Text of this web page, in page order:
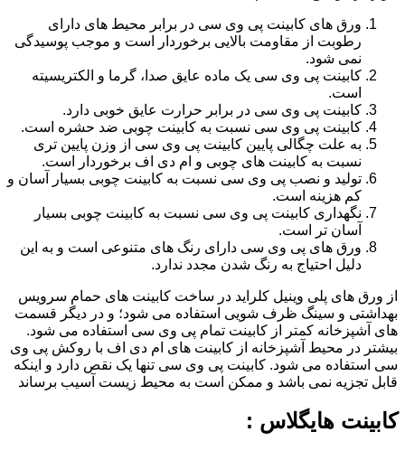
ورق های کابینت پی وی سی در برابر محیط های دارای
رطوبت از مقاومت بالایی برخوردار است و موجب پوسیدگی
نمی شود.
کابینت پی وی سی یک ماده عایق صدا، گرما و الکتریسیته
است.
کابینت پی وی سی در برابر حرارت عایق خوبی دارد.
کابینت پی وی سی نسبت به کابینت چوبی ضد حشره است.
به علت چگالی پایین کابینت پی وی سی از وزن پایین تری
نسبت به کابینت های چوبی و ام دی اف برخوردار است.
تولید و نصب پی وی سی نسبت به کابینت چوبی بسیار آسان و
کم هزینه است.
نگهداری کابینت پی وی سی نسبت به کابینت چوبی بسیار
آسان تر است.
ورق های پی وی سی دارای رنگ های متنوعی است و به این
دلیل احتیاج به رنگ شدن مجدد ندارد.
از ورق های پلی وینیل کلراید در ساخت کابینت های حمام سرویس
بهداشتی و سینگ ظرف شویی استفاده می شود؛ و در دیگر قسمت
های آشپزخانه کمتر از کابینت تمام پی وی سی استفاده می شود.
بیشتر در محیط آشپزخانه از کابینت های ام دی اف با روکش پی وی
سی استفاده می شود. کابینت پی وی سی تنها یک نقص دارد و اینکه
قابل تجزیه نمی باشد و ممکن است به محیط زیست آسیب برساند
کابینت هایگلاس :